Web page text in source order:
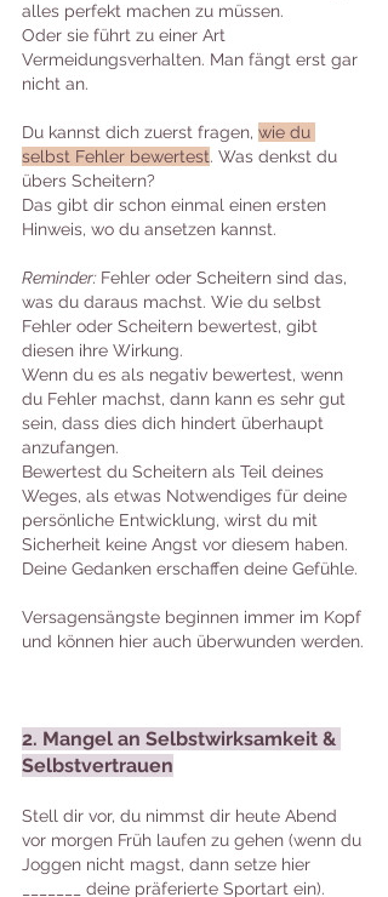
alles perfekt machen zu müssen.
Oder sie führt zu einer Art
Vermeidungsverhalten. Man fängt erst gar
nicht an.
Du kannst dich zuerst fragen, wie du
selbst Fehler bewertest. Was denkst du
übers Scheitern?
Das gibt dir schon einmal einen ersten
Hinweis, wo du ansetzen kannst.
Reminder: Fehler oder Scheitern sind das,
was du daraus machst. Wie du selbst
Fehler oder Scheitern bewertest, gibt
diesen ihre Wirkung.
Wenn du es als negativ bewertest, wenn
du Fehler machst, dann kann es sehr gut
sein, dass dies dich hindert überhaupt
anzufangen.
Bewertest du Scheitern als Teil deines
Weges, als etwas Notwendiges für deine
persönliche Entwicklung, wirst du mit
Sicherheit keine Angst vor diesem haben.
Deine Gedanken erschaffen deine Gefühle.
Versagensängste beginnen immer im Kopf
und können hier auch überwunden werden.
2. Mangel an Selbstwirksamkeit &
Selbstvertrauen
Stell dir vor, du nimmst dir heute Abend
vor morgen Früh laufen zu gehen (wenn du
Joggen nicht magst, dann setze hier
_______ deine präferierte Sportart ein).